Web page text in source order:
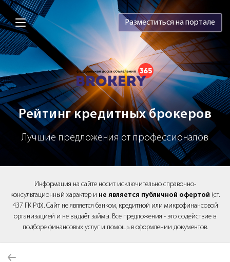
Brokery365 - Рейтинг кредитных
Разместиться на портале
Рейтинг кредитных брокеров
Лучшие предложения от профессионалов
Информация на сайте носит исключительно справочно-
консультационный характер и не является публичной офертой (ст.
437 ГК РФ). Сайт не является банком, кредитной или микрофинансовой
организацией и не выдаёт займы. Все предложения - это содействие в
подборе финансовых услуг и помощь в оформлении документов.